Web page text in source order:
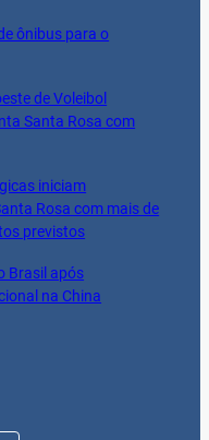
ônibus para o
de Voleibol
Santa Rosa com
iniciam
Rosa com mais de
previstos
Brasil após
na China